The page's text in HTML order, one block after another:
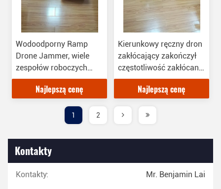
Wodoodporny Ramp
Drone Jammer, wiele
zespołów roboczych
Urządzenie do
zagłuszania dronów
Najlepszą cenę
Kierunkowy ręczny dron
zakłócający zakończył
częstotliwość zakłócania
z jednostką główną o
wadze 8 kg
Najlepszą cenę
1 2
Kontakty
Kontakty: Mr. Benjamin Lai